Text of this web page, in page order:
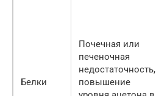
Белки
Почечная или
печеночная
недостаточность,
повышение